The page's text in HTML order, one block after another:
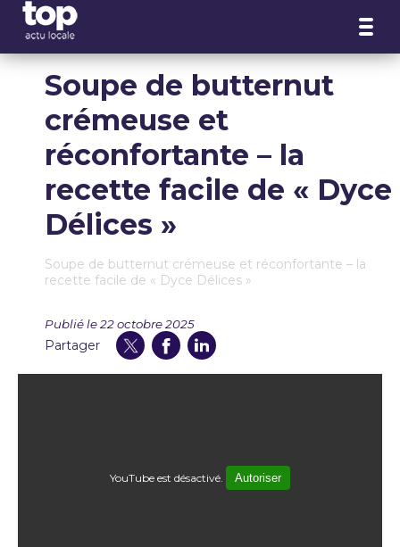
Soupe de butternut
crémeuse et
réconfortante – la
recette facile de « Dyce
Délices »
Soupe de butternut crémeuse et réconfortante – la
recette facile de « Dyce Délices »
Publié le 22 octobre 2025
Partager
YouTube est désactivé. Autoriser
Panneau de gestion des cookies